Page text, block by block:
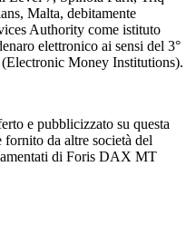
Malta, debitamente
Authority come istituto
elettronico ai sensi del 3°
Money Institutions).
e pubblicizzato su questa
fornito da altre società del
di Foris DAX MT